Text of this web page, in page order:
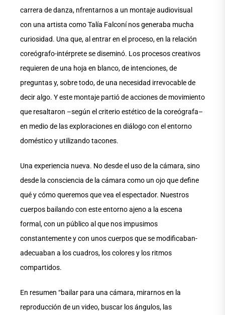
carrera de danza, nfrentarnos a un montaje audiovisual
con una artista como Talía Falconí nos generaba mucha
curiosidad. Una que, al entrar en el proceso, en la relación
coreógrafo-intérprete se diseminó. Los procesos creativos
requieren de una hoja en blanco, de intenciones, de
preguntas y, sobre todo, de una necesidad irrevocable de
decir algo. Y este montaje partió de acciones de movimiento
que resaltaron –según el criterio estético de la coreógrafa–
en medio de las exploraciones en diálogo con el entorno
doméstico y utilizando tacones.
Una experiencia nueva. No desde el uso de la cámara, sino
desde la consciencia de la cámara como un ojo que define
qué y cómo queremos que vea el espectador. Nuestros
cuerpos bailando con este entorno ajeno a la escena
formal, con un público al que nos impusimos
constantemente y con unos cuerpos que se modificaban-
adecuaban a los cuadros, los colores y los ritmos
compartidos.
En resumen “bailar para una cámara, mirarnos en la
reproducción de un video, buscar los ángulos, las